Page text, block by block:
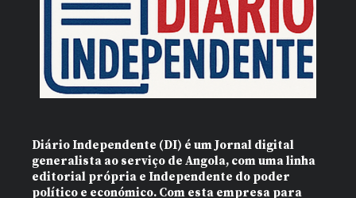
Diário Independente (DI) é um Jornal digital
generalista ao serviço de Angola, com uma linha
editorial própria e Independente do poder
político e económico. Com esta empresa para